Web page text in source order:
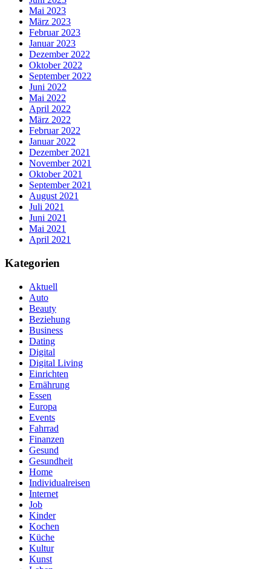
Mai 2023
März 2023
Februar 2023
Januar 2023
Dezember 2022
Oktober 2022
September 2022
Juni 2022
Mai 2022
April 2022
März 2022
Februar 2022
Januar 2022
Dezember 2021
November 2021
Oktober 2021
September 2021
August 2021
Juli 2021
Juni 2021
Mai 2021
April 2021
Kategorien
Aktuell
Auto
Beauty
Beziehung
Business
Dating
Digital
Digital Living
Einrichten
Ernährung
Essen
Europa
Events
Fahrrad
Finanzen
Gesund
Gesundheit
Home
Individualreisen
Internet
Job
Kinder
Kochen
Küche
Kultur
Kunst